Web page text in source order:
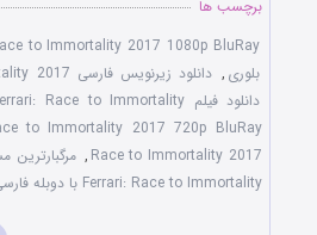
برچسب ها
to Immortality 2017 1080p BluRay
بلوری , دانلود زیرنویس فارسی Ferrari: Race to Immortality 2017
دانلود فیلم Ferrari: Race to Immortality
to Immortality 2017 720p BluRay
Race to Immortality 2017
, مرگبارترین
Ferrari: Race to Immortality با دوبله فارسی